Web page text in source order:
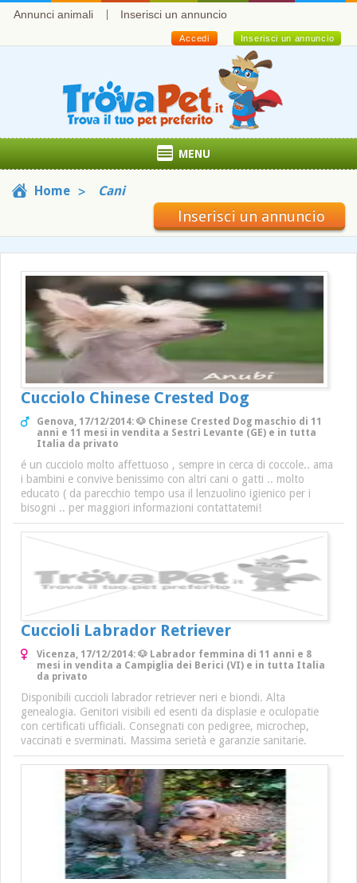
Annunci animali Inserisci un annuncio
Inserisci un annuncio
Accedi
MENU
Home Cani
Inserisci un annuncio
Cucciolo Chinese Crested Dog
Genova, 17/12/2014: 🐶 Chinese Crested Dog maschio di 11
anni e 11 mesi in vendita a Sestri Levante (GE) e in tutta
Italia da privato
é un cucciolo molto affettuoso , sempre in cerca di coccole.. ama
i bambini e convive benissimo con altri cani o gatti .. molto
educato ( da parecchio tempo usa il lenzuolino igienico per i
bisogni .. per maggiori informazioni contattatemi!
Cuccioli Labrador Retriever
Vicenza, 17/12/2014: 🐶 Labrador femmina di 11 anni e 8
mesi in vendita a Campiglia dei Berici (VI) e in tutta Italia
da privato
Disponibili cuccioli labrador retriever neri e biondi. Alta
genealogia. Genitori visibili ed esenti da displasie e oculopatie
con certificati ufficiali. Consegnati con pedigree, microchep,
vaccinati e sverminati. Massima serietà e garanzie sanitarie.